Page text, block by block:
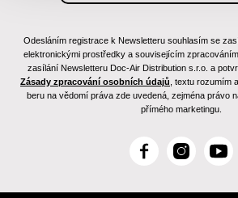
Odesláním registrace k Newsletteru souhlasím se
elektronickými prostředky a souvisejícím
zasílání Newsletteru Doc-Air Distribution s.r.o. a
Zásady zpracování osobních údajů , textu rozumím
beru na vědomí práva zde uvedená, zejména právo
přímého marketingu.
F
c
I
s
Y
u